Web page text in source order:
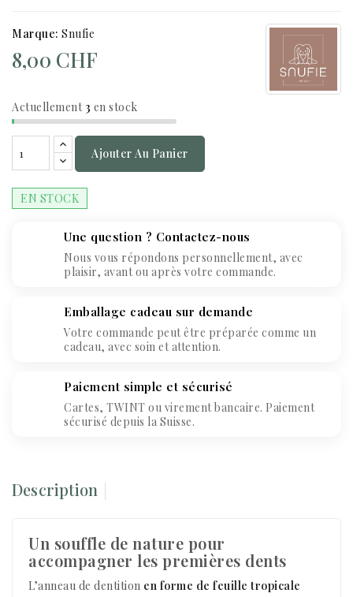
Marque: Snufie
Actuellement3 en stock
8,00 CHF
Ajouter Au Panier
EN STOCK
Une question ? Contactez-nous
Nous vous répondons personnellement, avec
plaisir, avant ou après votre commande.
Emballage cadeau sur demande
Votre commande peut être préparée comme un
cadeau, avec soin et attention.
Paiement simple et sécurisé
Cartes, TWINT ou virement bancaire. Paiement
sécurisé depuis la Suisse.
Description
Un souffle de nature pour
accompagner les premières dents
L’anneau de dentition en forme de feuille tropicale